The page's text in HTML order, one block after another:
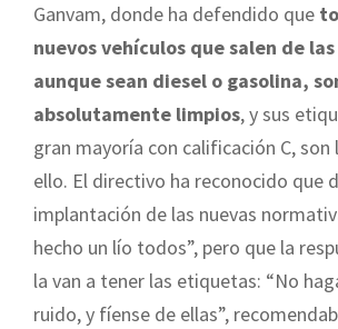
Ganvam, donde ha defendido que
nuevos vehículos que salen de
aunque sean diesel o gasolina,
absolutamente limpios, y sus
gran mayoría con calificación C, son
ello. El directivo ha reconocido que
implantación de las nuevas
hecho un lío todos”, pero que la
la van a tener las etiquetas: “No
ruido, y fíense de ellas”,